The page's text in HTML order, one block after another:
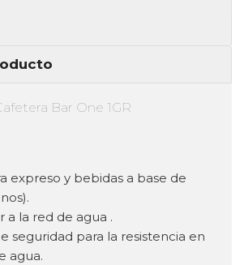
Bar One 1GR
expreso y bebidas a base de
a la red de agua .
seguridad para la resistencia en
agua.